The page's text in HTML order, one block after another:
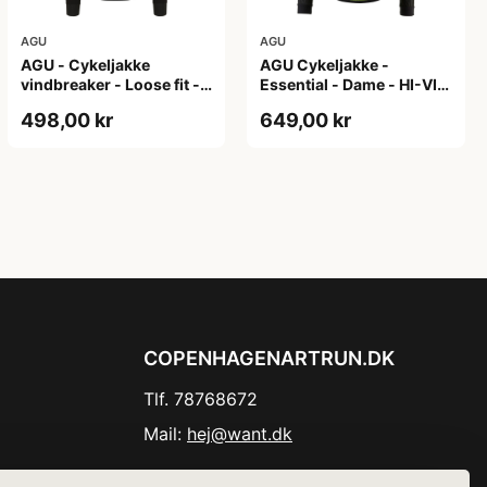
AGU
AGU - Cykeljakke
vindbreaker - Loose fit -
498,00 kr
AGU
AGU Cykeljakke -
Essential - Dame - HI-VIS
649,00 kr
COPENHAGENARTRUN.DK
Tlf. 78768672
Mail: hej@want.dk